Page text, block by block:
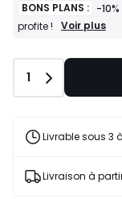
BONS PLANS : -
profite !
BONS
-10%
l’achat
articles
J'en
Voir plus
Quantité
1
Livrable sous 3
Livraison à